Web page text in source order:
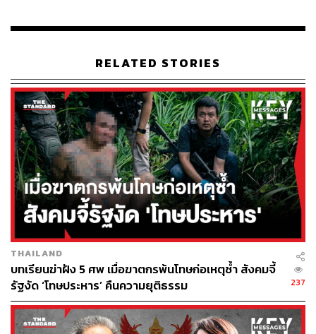
RELATED STORIES
THAILAND
บทเรียนฆ่าฝัง 5 ศพ เมื่อฆาตกรพ้นโทษก่อเหตุซ้ำ สังคมจี้
รัฐงัด ‘โทษประหาร’ คืนความยุติธรรม
237